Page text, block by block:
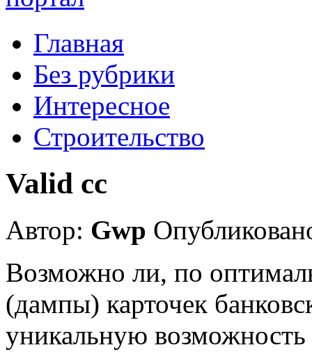
Главная
Без рубрики
Интересное
Строительство
Valid cc
Автор: Gwp
Возможно ли, по
(дампы) карточек
уникальную возможность